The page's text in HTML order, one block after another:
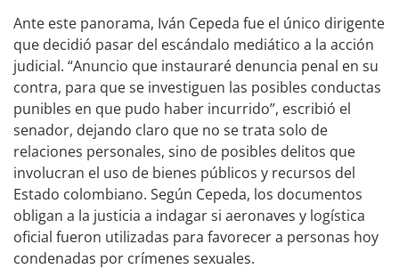
Ante este panorama, Iván Cepeda fue el único dirigente
que decidió pasar del escándalo mediático a la acción
judicial. “Anuncio que instauraré denuncia penal en su
contra, para que se investiguen las posibles conductas
punibles en que pudo haber incurrido”, escribió el
senador, dejando claro que no se trata solo de
relaciones personales, sino de posibles delitos que
involucran el uso de bienes públicos y recursos del
Estado colombiano. Según Cepeda, los documentos
obligan a la justicia a indagar si aeronaves y logística
oficial fueron utilizadas para favorecer a personas hoy
condenadas por crímenes sexuales.